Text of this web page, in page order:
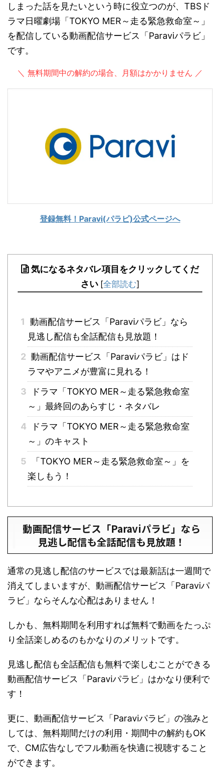
しまった話を見たいという時に役立つのが、TBSド
ラマ日曜劇場「TOKYO MER～走る緊急救命室～」
を配信している動画配信サービス「Paraviパラビ」
です。
＼ 無料期間中の解約の場合、月額はかかりません ／
登録無料！Paravi(パラビ)公式ページへ
気になるネタバレ項目をクリックしてくだ
さい [全部読む]
1 動画配信サービス「Paraviパラビ」なら
見逃し配信も全話配信も見放題！
2 動画配信サービス「Paraviパラビ」はド
ラマやアニメが豊富に見れる！
3
ドラマ「TOKYO MER～走る緊急救命室
～」最終回のあらすじ・ネタバレ
4
ドラマ「TOKYO MER～走る緊急救命室
～」のキャスト
5
「TOKYO MER～走る緊急救命室～」を
楽しもう！
動画配信サービス「Paraviパラビ」なら
見逃し配信も全話配信も見放題！
通常の見逃し配信のサービスでは最新話は一週間で
消えてしまいますが、動画配信サービス「Paraviパ
ラビ」ならそんな心配はありません！
しかも、無料期間を利用すれば無料で動画をたっぷ
り全話楽しめるのもかなりのメリットです。
見逃し配信も全話配信も無料で楽しむことができる
動画配信サービス「Paraviパラビ」はかなり便利で
す！
更に、動画配信サービス「Paraviパラビ」の強みと
しては、無料期間だけの利用・期間中の解約もOK
で、CM広告なしでフル動画を快適に視聴すること
ができます。